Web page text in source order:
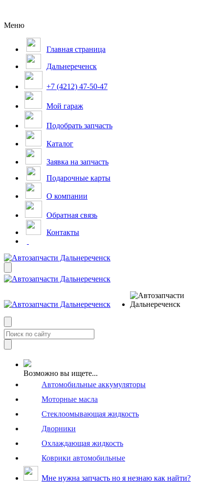
Меню
Главная страница
Дальнереченск
+7 (4212) 47-50-47
Мой гараж
Подобрать запчасть
Каталог
Заявка на запчасть
Подарочные карты
О компании
Обратная связь
Контакты
Возможно вы ищете...
Автомобильные аккумуляторы
Моторные масла
Стеклоомывающая жидкость
Дворники
Охлаждающая жидкость
Коврики автомобильные
Мне нужна запчасть но я незнаю как найти?